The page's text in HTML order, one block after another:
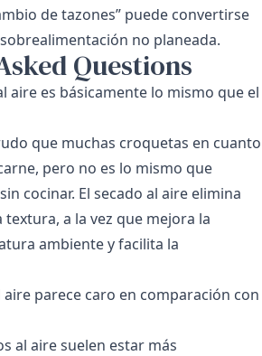
de tazones” puede convertirse
no planeada.
Questions
aire es básicamente lo mismo que el
que muchas croquetas en cuanto
pero no es lo mismo que
cocinar. El secado al aire elimina
a la vez que mejora la
ambiente y facilita la
aire parece caro en comparación con
al aire suelen estar más